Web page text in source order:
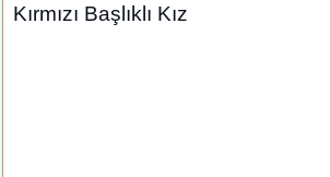
Kırmızı Başlıklı Kız